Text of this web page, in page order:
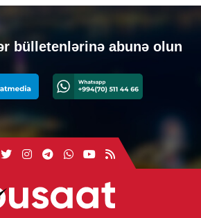
bülletenlərinə abunə olun